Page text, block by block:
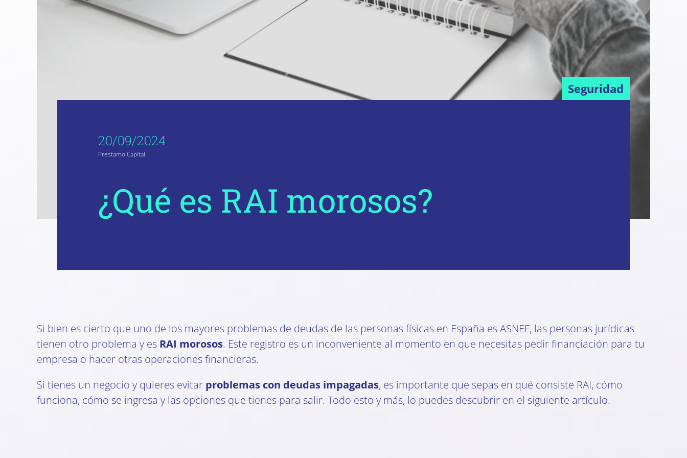
Seguridad
20/09/2024
Prestamo Capital
¿Qué es RAI morosos?
Si bien es cierto que uno de los mayores problemas de deudas de las personas físicas en España es ASNEF, las personas jurídicas
tienen otro problema y es RAI morosos. Este registro es un inconveniente al momento en que necesitas pedir financiación para tu
empresa o hacer otras operaciones financieras.
Si tienes un negocio y quieres evitarproblemas con deudas impagadas, es importante que sepas en qué consiste RAI, cómo
funciona, cómo se ingresa y las opciones que tienes para salir. Todo esto y más, lo puedes descubrir en el siguiente artículo.